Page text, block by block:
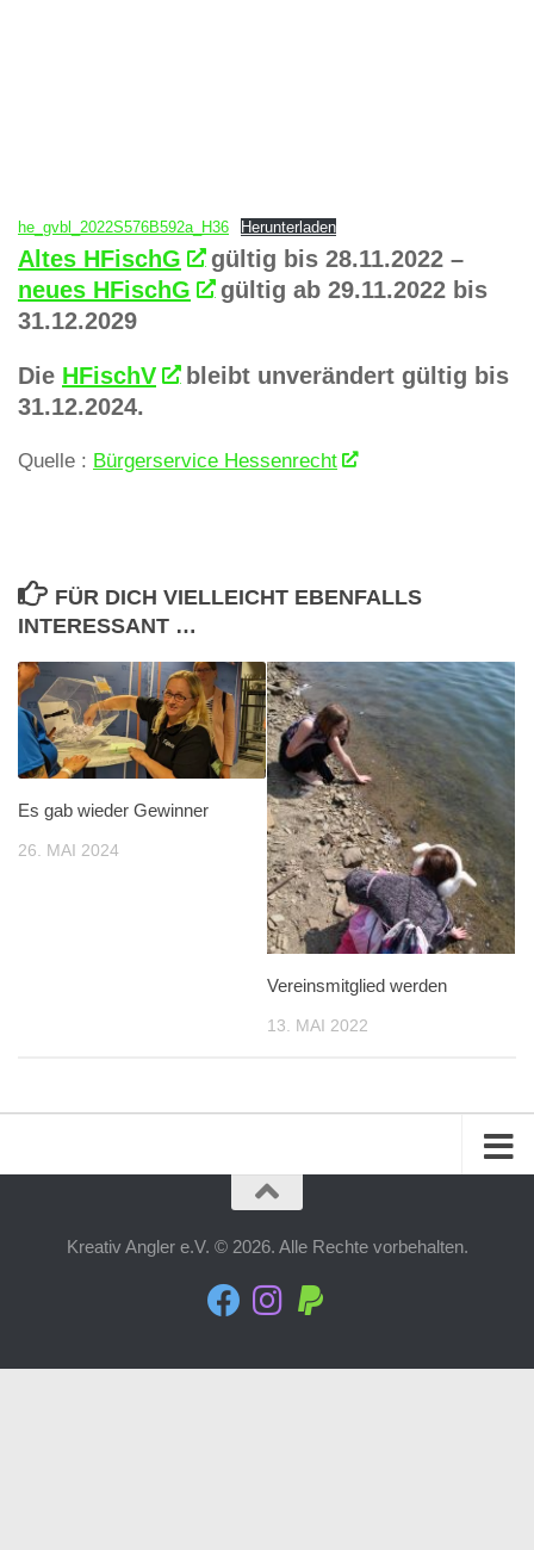
he_gvbl_2022S576B592a_H36 Herunterladen
Altes HFischG
gültig bis 28.11.2022 –
neues HFischG
gültig ab 29.11.2022 bis
31.12.2029
Die HFischV
bleibt unverändert gültig bis
31.12.2024.
Quelle : Bürgerservice Hessenrecht
FÜR DICH VIELLEICHT EBENFALLS
INTERESSANT …
Es gab wieder Gewinner
26. MAI 2024
Vereinsmitglied werden
13. MAI 2022
Kreativ Angler e.V. © 2026. Alle Rechte vorbehalten.